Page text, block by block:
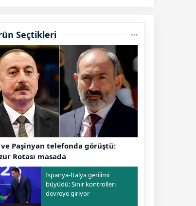
Seçtikleri
Paşinyan telefonda görüştü:
Rotası masada
İspanya-İtalya gerilimi
büyüdü: Sınır kontrolleri
devreye giriyor